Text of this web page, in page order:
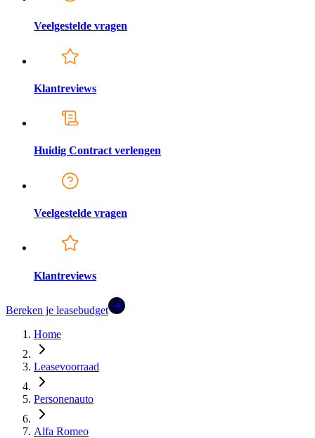
Veelgestelde vragen
Klantreviews
Huidig Contract verlengen
Veelgestelde vragen
Klantreviews
Bereken je leasebudget
Home
Leasevoorraad
Personenauto
Alfa Romeo